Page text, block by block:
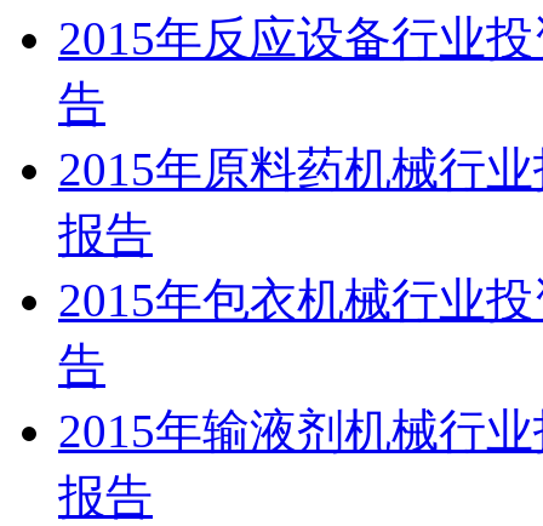
2015年反应设备行业
告
2015年原料药机械行
报告
2015年包衣机械行业
告
2015年输液剂机械行
报告